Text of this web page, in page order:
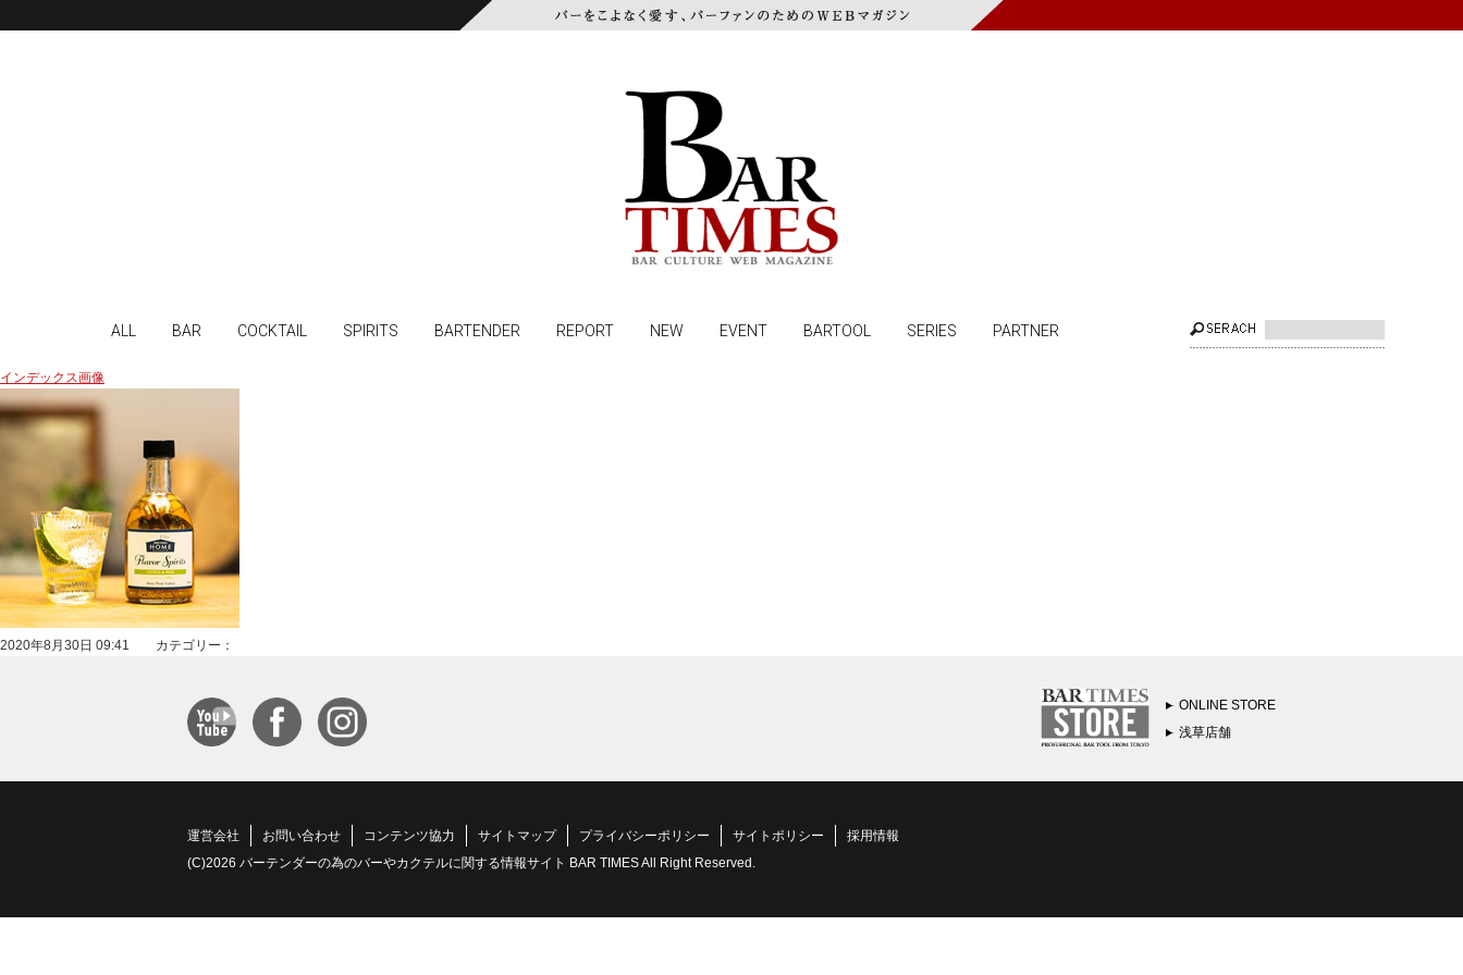
ALL BAR COCKTAIL SPIRITS BARTENDER REPORT NEW EVENT BARTOOL SERIES PARTNER
インデックス画像
2020年8月30日 09:41 カテゴリー：
ONLINE STORE
浅草店舗
運営会社 お問い合わせ コンテンツ協力 サイトマップ プライバシーポリシー サイトポリシー
採用情報
(C)2026 バーテンダーの為のバーやカクテルに関する情報サイト BAR TIMES All Right Reserved.